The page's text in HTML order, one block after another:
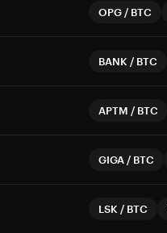
OPG / BTC
BANK / BTC
APTM / BTC
GIGA / BTC
LSK / BTC